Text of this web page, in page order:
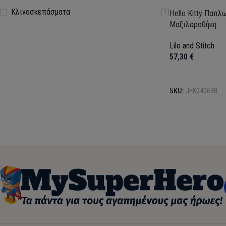
Κλινοσκεπάσματα (1)Hello Kitty
Μαξιλαροθήκη
Lilo and Stitch
57,30 €
SKU: JFK040638